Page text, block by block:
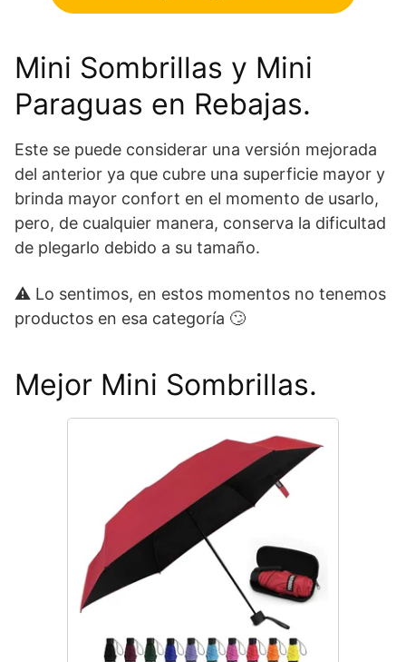
Mini Sombrillas y Mini
Paraguas en Rebajas.
Este se puede considerar una versión mejorada
del anterior ya que cubre una superficie mayor y
brinda mayor confort en el momento de usarlo,
pero, de cualquier manera, conserva la dificultad
de plegarlo debido a su tamaño.
⚠ Lo sentimos, en estos momentos no tenemos
productos en esa categoría 🙄
Mejor Mini Sombrillas.